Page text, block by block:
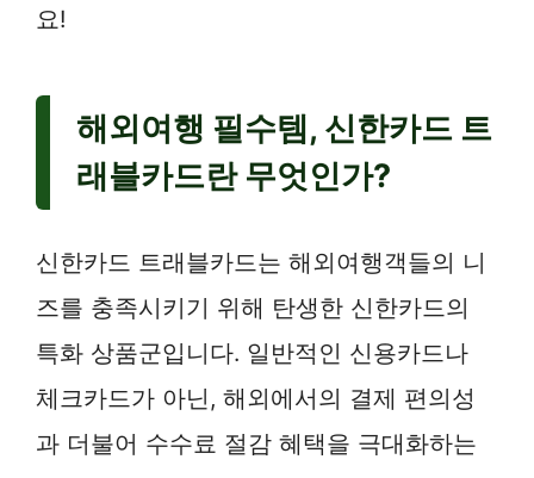
요!
해외여행 필수템, 신한카드 트
래블카드란 무엇인가?
신한카드 트래블카드는 해외여행객들의 니
즈를 충족시키기 위해 탄생한 신한카드의
특화 상품군입니다. 일반적인 신용카드나
체크카드가 아닌, 해외에서의 결제 편의성
과 더불어 수수료 절감 혜택을 극대화하는